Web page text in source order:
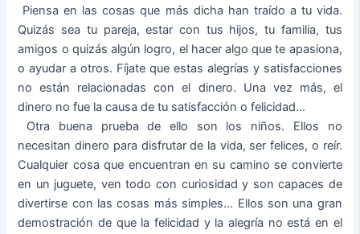
­ Piensa en las cosas que más dicha han traído a tu vida.
Quizás sea tu pareja, estar con tus hijos, tu familia, tus
amigos o quizás algún logro, el hacer algo que te apasiona,
o ayudar a otros. Fíjate que estas alegrías y satisfacciones
no están relacionadas con el dinero. Una vez más, el
dinero no fue la causa de tu satisfacción o felicidad…
­ Otra buena prueba de ello son los niños. Ellos no
necesitan dinero para disfrutar de la vida, ser felices, o reír.
Cualquier cosa que encuentran en su camino se convierte
en un juguete, ven todo con curiosidad y son capaces de
divertirse con las cosas más simples… Ellos son una gran
demostración de que la felicidad y la alegría no está en el